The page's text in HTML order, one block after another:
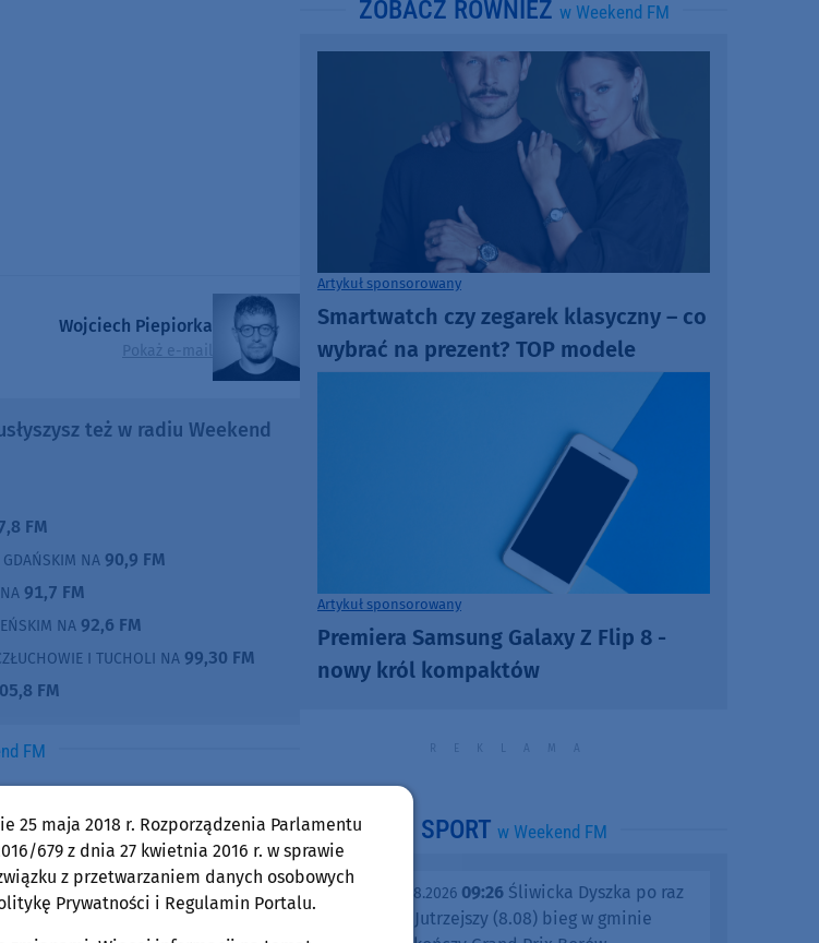
Wojciech Piepiorka
Pokaż e-mail
też w radiu Weekend
FM
GDAŃSKIM NA 90,9 FM
91,7 FM
NA 92,6 FM
I TUCHOLI NA 99,30 FM
FM
FM
drogi powiatowej
zorganizowali konsultacje
ZOBACZ RÓWNIEŻ w Weekend FM
Artykuł sponsorowany
Smartwatch czy zegarek klasyczny – co
wybrać na prezent? TOP modele
Artykuł sponsorowany
Premiera Samsung Galaxy Z Flip 8 -
nowy król kompaktów
SPORT w Weekend FM
piątek, 07.08.2026 09:26 Śliwicka Dyszka po raz
dziesiąty. Jutrzejszy (8.08) bieg w gminie
25 maja 2018 r. Rozporządzenia Parlamentu
679 z dnia 27 kwietnia 2016 r. w sprawie
z przetwarzaniem danych osobowych
Prywatności i Regulamin Portalu.